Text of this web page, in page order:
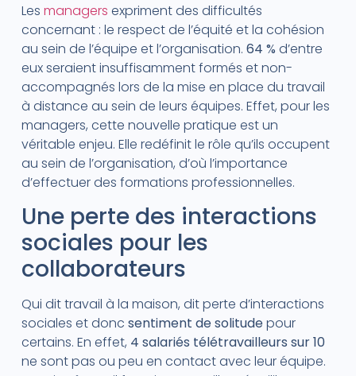
Les managers expriment des difficultés
concernant : le respect de l’équité et la cohésion
au sein de l’équipe et l’organisation. 64 % d’entre
eux seraient insuffisamment formés et non-
accompagnés lors de la mise en place du travail
à distance au sein de leurs équipes. Effet, pour les
managers, cette nouvelle pratique est un
véritable enjeu. Elle redéfinit le rôle qu’ils occupent
au sein de l’organisation, d’où l’importance
d’effectuer des formations professionnelles.
Une perte des interactions
sociales pour les
collaborateurs
Qui dit travail à la maison, dit perte d’interactions
sociales et donc sentiment de solitudepour
certains. En effet, 4 salariés télétravailleurs sur 10
ne sont pas ou peu en contact avec leur équipe.